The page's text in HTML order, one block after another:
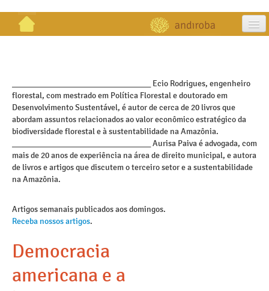
publicações
galeria
contato
_________________________________ Ecio Rodrigues, engenheiro
florestal, com mestrado em Política Florestal e doutorado em
Desenvolvimento Sustentável, é autor de cerca de 20 livros que
abordam assuntos relacionados ao valor econômico estratégico da
biodiversidade florestal e à sustentabilidade na Amazônia.
_________________________________ Aurisa Paiva é advogada, com
mais de 20 anos de experiência na área de direito municipal, e autora
de livros e artigos que discutem o terceiro setor e a sustentabilidade
na Amazônia.
Artigos semanais publicados aos domingos.
Receba nossos artigos.
Democracia
americana e a